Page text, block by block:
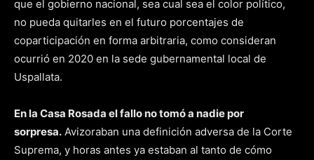
que el gobierno nacional, sea cual sea el color político,
no pueda quitarles en el futuro porcentajes de
coparticipación en forma arbitraria, como consideran
ocurrió en 2020 en la sede gubernamental local de
Uspallata.
En la Casa Rosada el fallo no tomó a nadie por
sorpresa. Avizoraban una definición adversa de la Corte
Suprema, y horas antes ya estaban al tanto de cómo